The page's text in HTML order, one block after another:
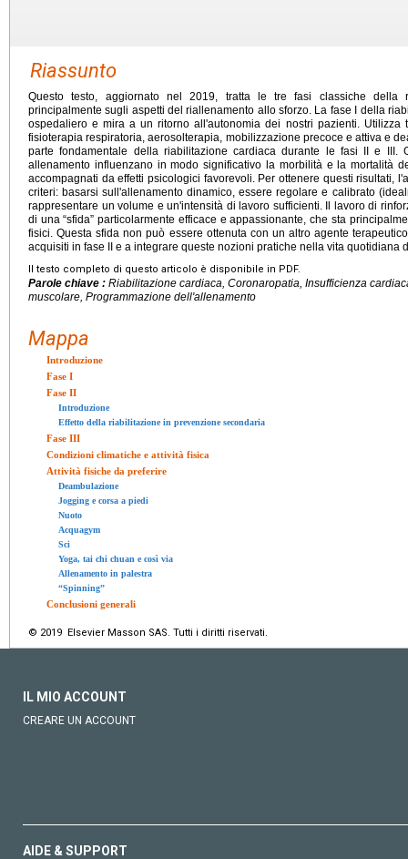
Riassunto
Questo testo, aggiornato nel 2019, tratta le tre fasi classiche della
principalmente sugli aspetti del riallenamento allo sforzo. La fase I della
ospedaliero e mira a un ritorno all'autonomia dei nostri pazienti. Utilizza
fisioterapia respiratoria, aerosolterapia, mobilizzazione precoce e attiva e
parte fondamentale della riabilitazione cardiaca durante le fasi II e III.
allenamento influenzano in modo significativo la morbilità e la mortalità
accompagnati da effetti psicologici favorevoli. Per ottenere questi risultati,
criteri: basarsi sull'allenamento dinamico, essere regolare e calibrato
rappresentare un volume e un'intensità di lavoro sufficienti. Il lavoro di
di una “sfida” particolarmente efficace e appassionante, che sta
fisici. Questa sfida non può essere ottenuta con un altro agente
acquisiti in fase II e a integrare queste nozioni pratiche nella vita quotidiana
Il testo completo di questo articolo è disponibile in PDF.
Parole chiave : Riabilitazione cardiaca, Coronaropatia, Insufficienza
muscolare, Programmazione dell'allenamento
Mappa
Introduzione
Fase I
Fase II
Introduzione
Effetto della riabilitazione in prevenzione secondaria
Fase III
Condizioni climatiche e attività fisica
Attività fisiche da preferire
Deambulazione
Jogging e corsa a piedi
Nuoto
Acquagym
Sci
Yoga, tai chi chuan e così via
Allenamento in palestra
“Spinning”
Conclusioni generali
© 2019 Elsevier Masson SAS. Tutti i diritti riservati.
IL MIO ACCOUNT
CREARE UN ACCOUNT
AIDE & SUPPORT